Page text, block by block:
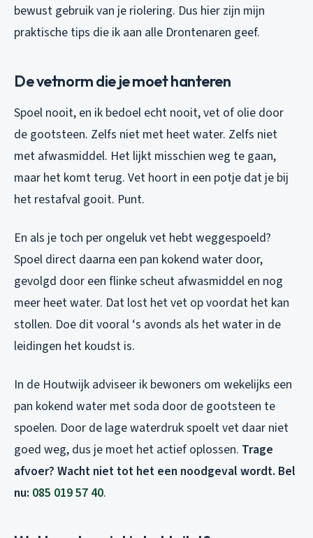
bewust gebruik van je riolering. Dus hier zijn mijn
praktische tips die ik aan alle Drontenaren geef.
De vetnorm die je moet hanteren
Spoel nooit, en ik bedoel echt nooit, vet of olie door
de gootsteen. Zelfs niet met heet water. Zelfs niet
met afwasmiddel. Het lijkt misschien weg te gaan,
maar het komt terug. Vet hoort in een potje dat je bij
het restafval gooit. Punt.
En als je toch per ongeluk vet hebt weggespoeld?
Spoel direct daarna een pan kokend water door,
gevolgd door een flinke scheut afwasmiddel en nog
meer heet water. Dat lost het vet op voordat het kan
stollen. Doe dit vooral ‘s avonds als het water in de
leidingen het koudst is.
In de Houtwijk adviseer ik bewoners om wekelijks een
pan kokend water met soda door de gootsteen te
spoelen. Door de lage waterdruk spoelt vet daar niet
goed weg, dus je moet het actief oplossen. Trage
afvoer? Wacht niet tot het een noodgeval wordt. Bel
nu: 085 019 57 40.